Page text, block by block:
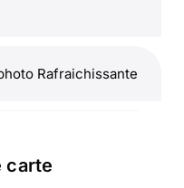
Rafraichissante
carte